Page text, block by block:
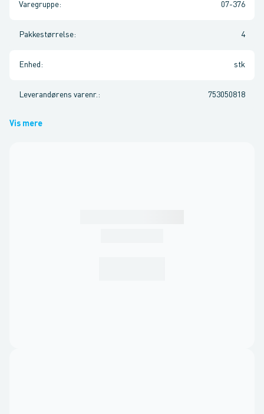
Varegruppe: 07-376
Pakkestørrelse: 4
Enhed : stk
Leverandørens varenr. : 753050818
Vis mere